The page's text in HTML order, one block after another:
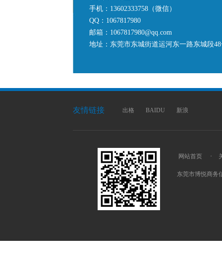
宁波隆辀厨业有限公司
手机：13602333758（微信）
QQ：1067817980
邮箱：1067817980@qq.com
地址：东莞市东城街道运河东一路东城段
友情链接 出格 BAIDU 新浪
网站首页 ·
东莞市博悦商务